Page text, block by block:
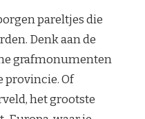
pareltjes die
Denk aan de
grafmonumenten
provincie. Of
het grootste